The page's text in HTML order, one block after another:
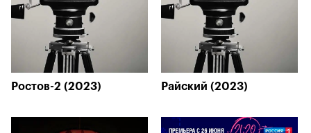
Ростов-2 (2023) Райский (2023)